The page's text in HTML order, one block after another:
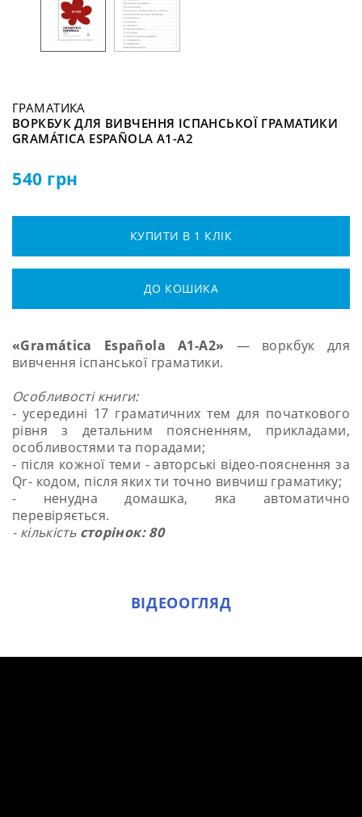
ГРАМАТИКА
ВОРКБУК ДЛЯ ВИВЧЕННЯ ІСПАНСЬКОЇ ГРАМАТИКИ
GRAMÁTICA ESPAÑOLA А1-А2
540 грн
КУПИТИ В 1 КЛІК
ДО КОШИКА
«Gramática Española А1-А2» — воркбук для
вивчення іспанської граматики.
Особливості книги:
- усередині 17 граматичних тем для початкового
рівня з детальним поясненням, прикладами,
особливостями та порадами;
- після кожної теми - авторські відео-пояснення за
Qr- кодом, після яких ти точно вивчиш граматику;
- ненудна домашка, яка автоматично
перевіряється.
- кількість сторінок: 80
ВІДЕООГЛЯД